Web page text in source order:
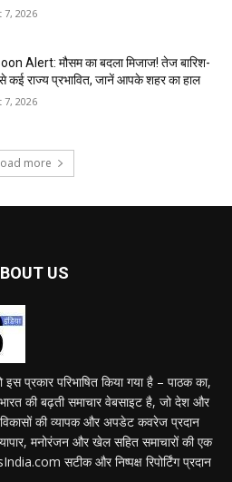
7, 2026
Alert: मौसम का बदला मिजाज! तेज बारिश-
कई राज्य प्रभावित, जानें आपके शहर का हाल
7, 2026
more
US
प्रकार परिभाषित किया गया है – पाठक का,
की बढ़ती समाचार वेबसाइट है, जो देश और
की व्यापक और अपडेट कवरेज प्रदान
मनोरंजन और खेल सहित समाचारों की एक
सटीक और निष्पक्ष रिपोर्टिंग प्रदान